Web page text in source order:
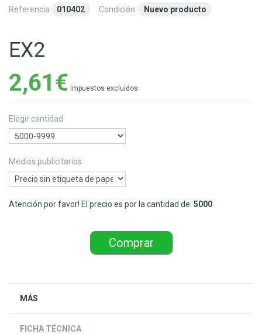
Referencia 010402 Condición: Nuevo producto
EX2
2,61€ Impuestos excluidos
Elegir cantidad
Medios publicitarios
Atención por favor! El precio es por la cantidad de: 5000
Comprar
MÁS
FICHA TÉCNICA